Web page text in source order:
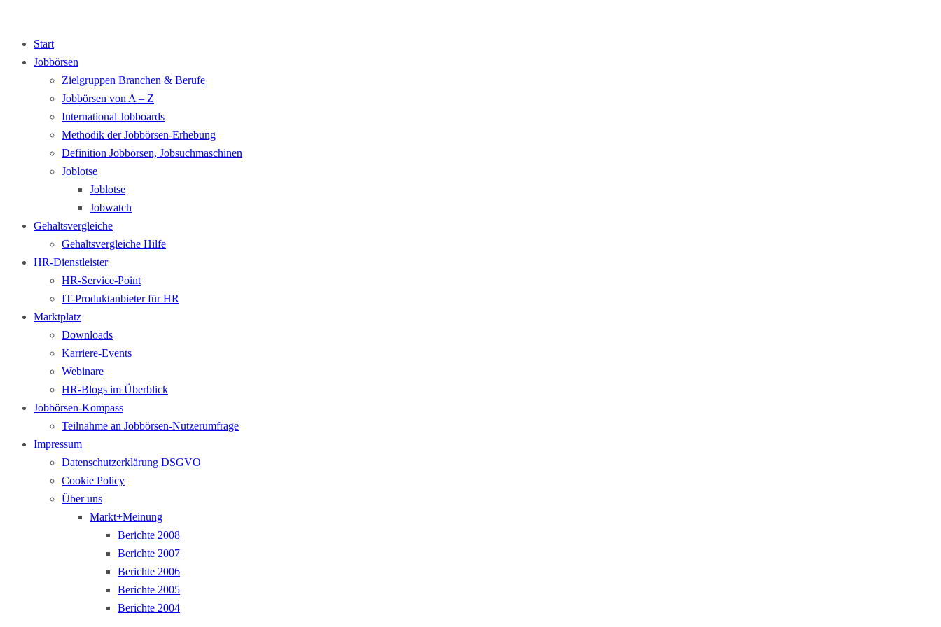
Start
Jobbörsen
Zielgruppen Branchen & Berufe
Jobbörsen von A – Z
International Jobboards
Methodik der Jobbörsen-Erhebung
Definition Jobbörsen, Jobsuchmaschinen
Joblotse
Joblotse
Jobwatch
Gehaltsvergleiche
Gehaltsvergleiche Hilfe
HR-Dienstleister
HR-Service-Point
IT-Produktanbieter für HR
Marktplatz
Downloads
Karriere-Events
Webinare
HR-Blogs im Überblick
Jobbörsen-Kompass
Teilnahme an Jobbörsen-Nutzerumfrage
Impressum
Datenschutzerklärung DSGVO
Cookie Policy
Über uns
Markt+Meinung
Berichte 2008
Berichte 2007
Berichte 2006
Berichte 2005
Berichte 2004